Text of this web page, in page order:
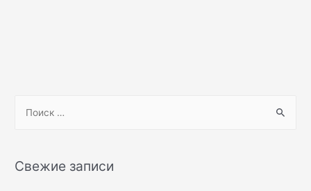
Свежие записи